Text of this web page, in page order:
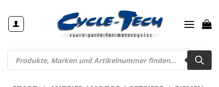
Inhalt
springen
Products
search